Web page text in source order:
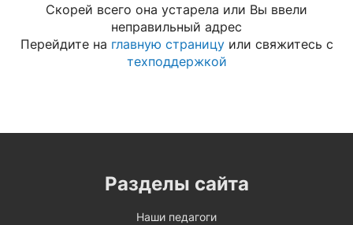
Скорей всего она устарела или Вы ввели
неправильный адрес
Перейдите на главную страницу или свяжитесь с
техподдержкой
Разделы сайта
Наши педагоги